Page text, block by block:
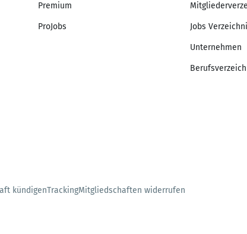
Premium
ProJobs Jobs
Unternehmen
kündigenTrackingMitgliedschaften widerrufen